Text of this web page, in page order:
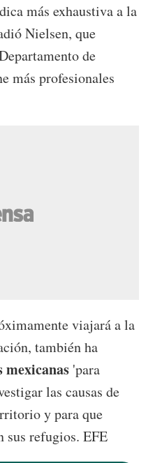
más exhaustiva a la
Nielsen, que
de
más profesionales
viajará a la
también ha
mexicanas 'para
las causas de
y para que
sus refugios. EFE